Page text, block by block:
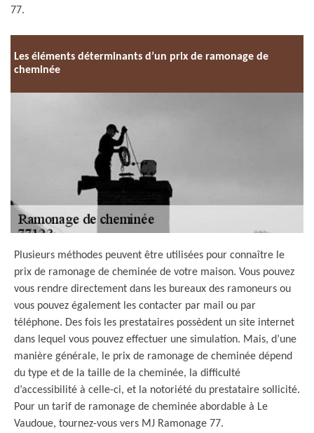
77.
Les éléments déterminants d’un prix de ramonage de
cheminée
Plusieurs méthodes peuvent être utilisées pour connaître le
prix de ramonage de cheminée de votre maison. Vous pouvez
vous rendre directement dans les bureaux des ramoneurs ou
vous pouvez également les contacter par mail ou par
téléphone. Des fois les prestataires possèdent un site internet
dans lequel vous pouvez effectuer une simulation. Mais, d’une
manière générale, le prix de ramonage de cheminée dépend
du type et de la taille de la cheminée, la difficulté
d’accessibilité à celle-ci, et la notoriété du prestataire sollicité.
Pour un tarif de ramonage de cheminée abordable à Le
Vaudoue, tournez-vous vers MJ Ramonage 77.